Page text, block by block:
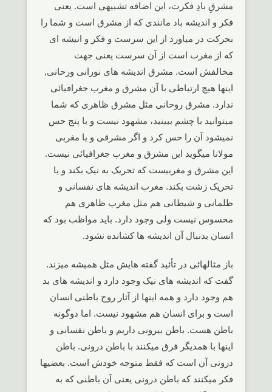
مشرقِ بادِ فکرت، این اضافه تشبیهی است. یعنی
فکر و اندیشه باد مانندی که از مشرق است و شما را
بحرکت در میاورد از این سرست و فکر و انیشه ای
که از مغرب است از آن سرست یعنی جهت
مخالفش است. مشرق اندیشه های نورانی ورحانی,
اینها هیچ ارتباطی با آن مشرق و مغرب جغرافیائی
ندارد. مشرق روحانی مثل مشرق ظاهری که شما
میتوانید با چشم ببینید، مشهود نیست و با پنج حس
نمیشود آن را حس کرد و اگر مشرقی و یا مغربی
مولانا میگوید این مشرق و مغرب جغرافیائی نیست.
این مشرق و مغربیست که تحریک به نیک بکند و یا
تحریک زشت بکند. مغرب اندیشه های نفسانی و
ظلمانی و شیطانی هم مثل مغرب ظاهری هم
محسوس نیست ولی وجود دارد. باید مواظب بود که
انسان بدنبال آن اندیشه ها کشانده نشود.
باز مثالهائی در تأئید گفته هایش مثل همیشه میزند.
گفت که اندیشه های نیک وجود دارد و اندیشه های بد
هم وجود دارد و همه اینها از آثار روح باطنی انسان
است و برای انسان هم مشهود نیست. اما دوگونه
باطن هست. باطن بیرونی داریم و باطن نفسانی و
اینها با همدیگر فرق میکنند با باطن درونی. باطن
درونی آن است که فقط متوجه خودش است. بعضیها
فکر میکنند که باطن درونی یعنی آن باطنی که به